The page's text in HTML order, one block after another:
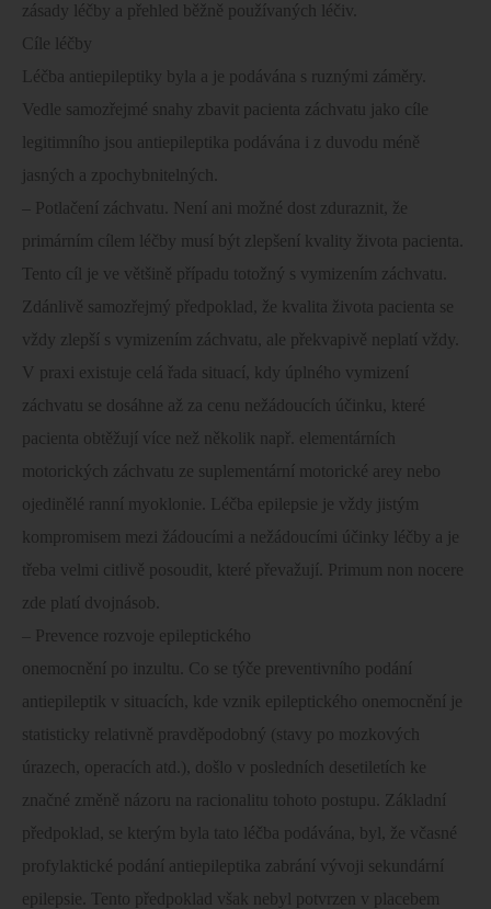
zásady léčby a přehled běžně používaných léčiv.
Cíle léčby
Léčba antiepileptiky byla a je podávána s ruznými záměry.
Vedle samozřejmé snahy zbavit pacienta záchvatu jako cíle
legitimního jsou antiepileptika podávána i z duvodu méně
jasných a zpochybnitelných.
– Potlačení záchvatu. Není ani možné dost zduraznit, že
primárním cílem léčby musí být zlepšení kvality života pacienta.
Tento cíl je ve většině případu totožný s vymizením záchvatu.
Zdánlivě samozřejmý předpoklad, že kvalita života pacienta se
vždy zlepší s vymizením záchvatu, ale překvapivě neplatí vždy.
V praxi existuje celá řada situací, kdy úplného vymizení
záchvatu se dosáhne až za cenu nežádoucích účinku, které
pacienta obtěžují více než několik např. elementárních
motorických záchvatu ze suplementární motorické arey nebo
ojedinělé ranní myoklonie. Léčba epilepsie je vždy jistým
kompromisem mezi žádoucími a nežádoucími účinky léčby a je
třeba velmi citlivě posoudit, které převažují. Primum non nocere
zde platí dvojnásob.
– Prevence rozvoje epileptického
onemocnění po inzultu. Co se týče preventivního podání
antiepileptik v situacích, kde vznik epileptického onemocnění je
statisticky relativně pravděpodobný (stavy po mozkových
úrazech, operacích atd.), došlo v posledních desetiletích ke
značné změně názoru na racionalitu tohoto postupu. Základní
předpoklad, se kterým byla tato léčba podávána, byl, že včasné
profylaktické podání antiepileptika zabrání vývoji sekundární
epilepsie. Tento předpoklad však nebyl potvrzen v placebem